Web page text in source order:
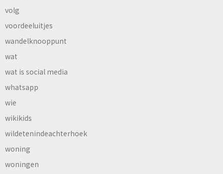
volg
voordeeluitjes
wandelknooppunt
wat
wat is social media
whatsapp
wie
wikikids
wildetenindeachterhoek
woning
woningen